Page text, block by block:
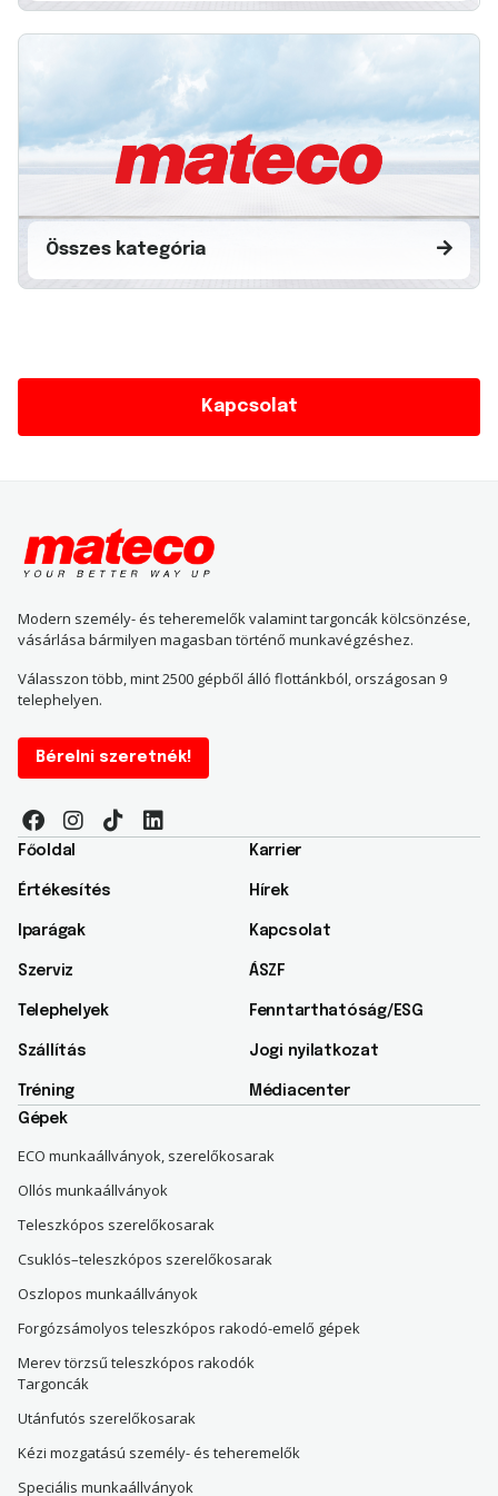
Összes kategória
Kapcsolat
Modern személy- és teheremelők valamint targoncák kölcsönzése,
vásárlása bármilyen magasban történő munkavégzéshez.
Válasszon több, mint 2500 gépből álló flottánkból, országosan 9
telephelyen.
Bérelni szeretnék!
Főoldal
Értékesítés
Iparágak
Szerviz
Telephelyek
Szállítás
Tréning
Karrier
Hírek
Kapcsolat
ÁSZF
Fenntarthatóság/ESG​
Jogi nyilatkozat
Médiacenter
Gépek
ECO munkaállványok, szerelőkosarak
Ollós munkaállványok
Teleszkópos szerelőkosarak
Csuklós–teleszkópos szerelőkosarak
Oszlopos munkaállványok
Forgózsámolyos teleszkópos rakodó-emelő gépek
Merev törzsű teleszkópos rakodók
Targoncák
Utánfutós szerelőkosarak
Kézi mozgatású személy- és teheremelők
Speciális munkaállványok